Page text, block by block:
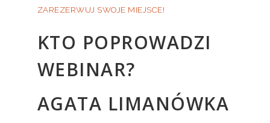
ZAREZERWUJ SWOJE MIEJSCE!
KTO POPROWADZI
WEBINAR?
AGATA LIMANÓWKA